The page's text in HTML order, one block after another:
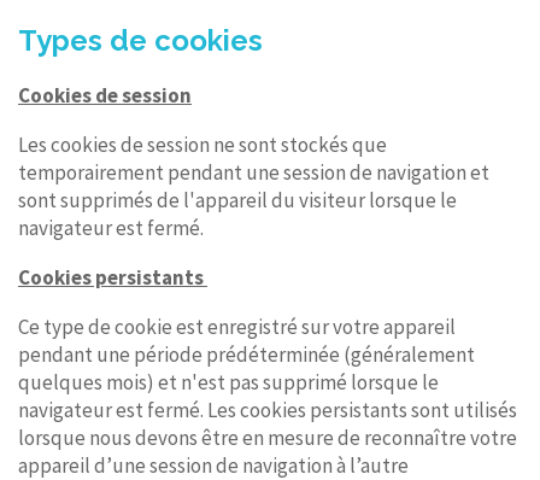
Types de cookies
Cookies de session
Les cookies de session ne sont stockés que
temporairement pendant une session de navigation et
sont supprimés de l'appareil du visiteur lorsque le
navigateur est fermé.
Cookies persistants
Ce type de cookie est enregistré sur votre appareil
pendant une période prédéterminée (généralement
quelques mois) et n'est pas supprimé lorsque le
navigateur est fermé. Les cookies persistants sont utilisés
lorsque nous devons être en mesure de reconnaître votre
appareil d’une session de navigation à l’autre